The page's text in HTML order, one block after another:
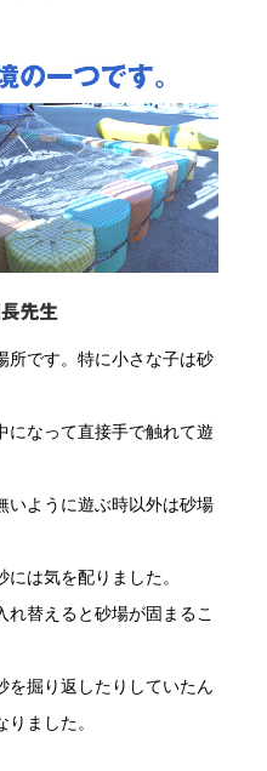
所です。特に小さな子は砂
になって直接手で触れて遊
いように遊ぶ時以外は砂場
は気を配りました。
替えると砂場が固まるこ
を掘り返したりしていたん
ました。